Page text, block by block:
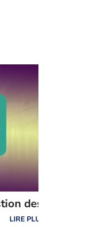
des
LIRE PLUS